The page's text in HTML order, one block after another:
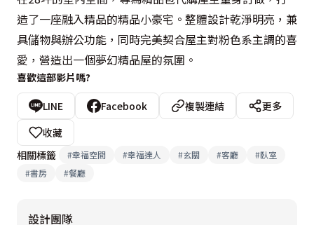
造了一座融入精品的精品小豪宅。整體設計乾淨明亮，兼
具儲物與辦公功能，同時完美契合屋主對粉色系主調的喜
愛，營造出一個夢幻精品屋的氛圍。
喜歡這部影片嗎?
LINE Facebook 複製連結
更多
收藏
相關標籤
#幸福空間 #幸福達人 #玄關 #客廳 #臥室
#書房 #餐廳
設計團隊